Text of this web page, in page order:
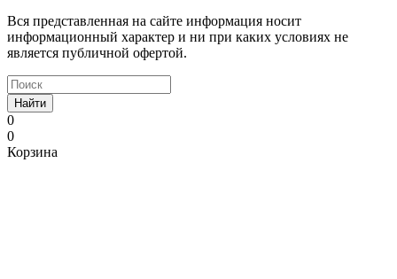
Вся представленная на сайте информация носит
информационный характер и ни при каких условиях не
является публичной офертой.
Найти
0
0
Корзина